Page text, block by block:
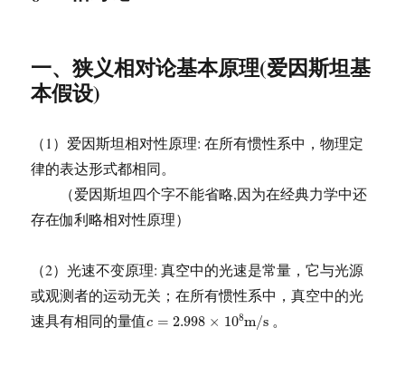
一、狭义相对论基本原理(爱因斯坦基
本假设)
（1）爱因斯坦相对性原理: 在所有惯性系中，物理定
律的表达形式都相同。
（爱因斯坦四个字不能省略,因为在经典力学中还
存在伽利略相对性原理）
（2）光速不变原理: 真空中的光速是常量，它与光源
或观测者的运动无关；在所有惯性系中，真空中的光
速具有相同的量值c = 2.998 × 108m/s
2.998×10 m/s 。